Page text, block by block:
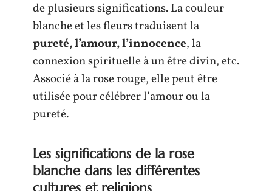
de plusieurs significations. La couleur
blanche et les fleurs traduisent la
pureté, l’amour, l’innocence, la
connexion spirituelle à un être divin, etc.
Associé à la rose rouge, elle peut être
utilisée pour célébrer l’amour ou la
pureté.
Les significations de la rose
blanche dans les différentes